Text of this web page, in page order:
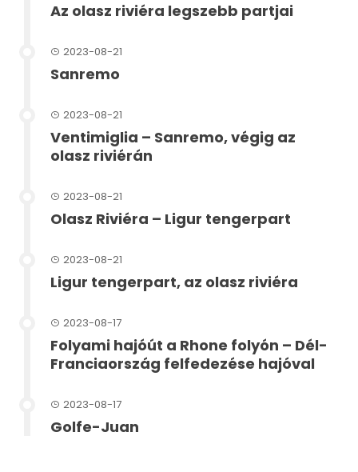
Az olasz riviéra legszebb partjai
2023-08-21
Sanremo
2023-08-21
Ventimiglia – Sanremo, végig az
olasz riviérán
2023-08-21
Olasz Riviéra – Ligur tengerpart
2023-08-21
Ligur tengerpart, az olasz riviéra
2023-08-17
Folyami hajóút a Rhone folyón – Dél-
Franciaország felfedezése hajóval
2023-08-17
Golfe-Juan